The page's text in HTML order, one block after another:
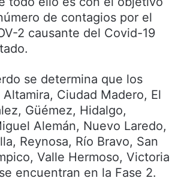
de contagios por el
2 causante del Covid-19
se determina que los
Ciudad Madero, El
Güémez, Hidalgo,
Alemán, Nuevo Laredo,
Reynosa, Río Bravo, San
Valle Hermoso, Victoria
encuentran en la Fase 2.